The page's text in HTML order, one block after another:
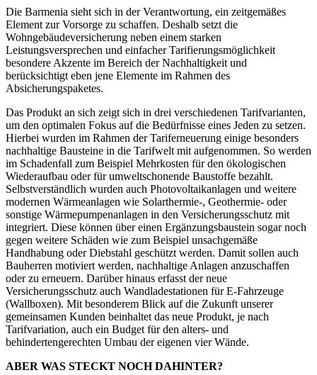
Die Barmenia sieht sich in der Verantwortung, ein zeitgemäßes
Element zur Vorsorge zu schaffen. Deshalb setzt die
Wohngebäudeversicherung neben einem starken
Leistungsversprechen und einfacher Tarifierungsmöglichkeit
besondere Akzente im Bereich der Nachhaltigkeit und
berücksichtigt eben jene Elemente im Rahmen des
Absicherungspaketes.
Das Produkt an sich zeigt sich in drei verschiedenen Tarifvarianten,
um den optimalen Fokus auf die Bedürfnisse eines Jeden zu setzen.
Hierbei wurden im Rahmen der Tariferneuerung einige besonders
nachhaltige Bausteine in die Tarifwelt mit aufgenommen. So werden
im Schadenfall zum Beispiel Mehrkosten für den ökologischen
Wiederaufbau oder für umweltschonende Baustoffe bezahlt.
Selbstverständlich wurden auch Photovoltaikanlagen und weitere
modernen Wärmeanlagen wie Solarthermie-, Geothermie- oder
sonstige Wärmepumpenanlagen in den Versicherungsschutz mit
integriert. Diese können über einen Ergänzungsbaustein sogar noch
gegen weitere Schäden wie zum Beispiel unsachgemäße
Handhabung oder Diebstahl geschützt werden. Damit sollen auch
Bauherren motiviert werden, nachhaltige Anlagen anzuschaffen
oder zu erneuern. Darüber hinaus erfasst der neue
Versicherungsschutz auch Wandladestationen für E-Fahrzeuge
(Wallboxen). Mit besonderem Blick auf die Zukunft unserer
gemeinsamen Kunden beinhaltet das neue Produkt, je nach
Tarifvariation, auch ein Budget für den alters- und
behindertengerechten Umbau der eigenen vier Wände.
ABER WAS STECKT NOCH DAHINTER?